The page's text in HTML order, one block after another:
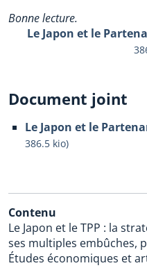
Bonne lecture.
Le Japon et le
Document joint
Le Japon et le
386.5 kio)
Contenu
Le Japon et le TPP : la
ses multiples embûches,
Études économiques et